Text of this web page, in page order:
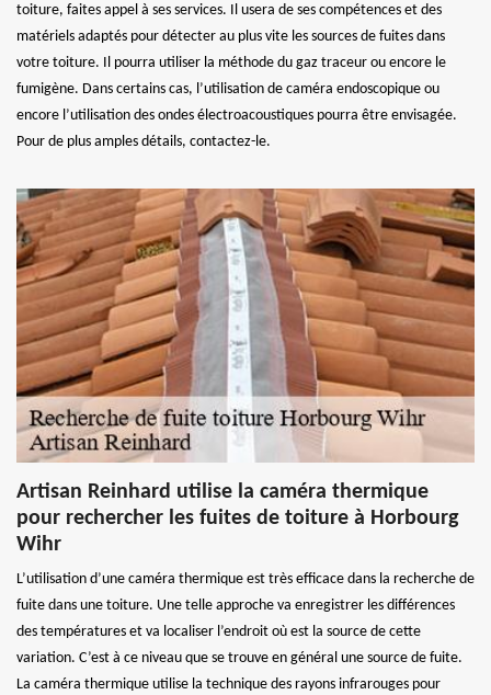
toiture, faites appel à ses services. Il usera de ses compétences et des
matériels adaptés pour détecter au plus vite les sources de fuites dans
votre toiture. Il pourra utiliser la méthode du gaz traceur ou encore le
fumigène. Dans certains cas, l’utilisation de caméra endoscopique ou
encore l’utilisation des ondes électroacoustiques pourra être envisagée.
Pour de plus amples détails, contactez-le.
Artisan Reinhard utilise la caméra thermique
pour rechercher les fuites de toiture à Horbourg
Wihr
L’utilisation d’une caméra thermique est très efficace dans la recherche de
fuite dans une toiture. Une telle approche va enregistrer les différences
des températures et va localiser l’endroit où est la source de cette
variation. C’est à ce niveau que se trouve en général une source de fuite.
La caméra thermique utilise la technique des rayons infrarouges pour